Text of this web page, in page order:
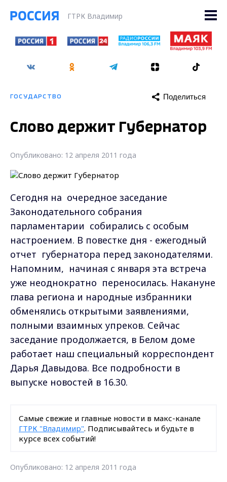
ГТРК Владимир
ГОСУДАРСТВО Поделиться
Слово держит Губернатор
Опубликовано: 12 апреля 2011 года
Сегодня на очередное заседание
Законодательного собрания
парламентарии собирались с особым
настроением. В повестке дня - ежегодный
отчет губернатора перед законодателями.
Напомним, начиная с января эта встреча
уже неоднократно переносилась. Накануне
глава региона и народные избранники
обменялись открытыми заявлениями,
полными взаимных упреков. Сейчас
заседание продолжается, в Белом доме
работает наш специальный корреспондент
Дарья Давыдова. Все подробности в
выпуске новостей в 16.30.
Самые свежие и главные новости в макс-канале
ГТРК "Владимир". Подписывайтесь и будьте в
курсе всех событий!
Опубликовано: 12 апреля 2011 года